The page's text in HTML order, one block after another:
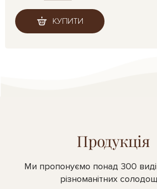
КУПИТИ
Продукція
Ми пропонуємо понад 300
різноманітних